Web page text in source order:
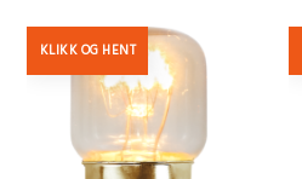
KLIKK OG HENT